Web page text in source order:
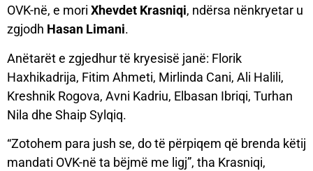
OVK-në, e mori Xhevdet Krasniqi, ndërsa nënkryetar u
zgjodh Hasan Limani.
Anëtarët e zgjedhur të kryesisë janë: Florik
Haxhikadrija, Fitim Ahmeti, Mirlinda Cani, Ali Halili,
Kreshnik Rogova, Avni Kadriu, Elbasan Ibriqi, Turhan
Nila dhe Shaip Sylqiq.
“Zotohem para jush se, do të përpiqem që brenda këtij
mandati OVK-në ta bëjmë me ligj”, tha Krasniqi,